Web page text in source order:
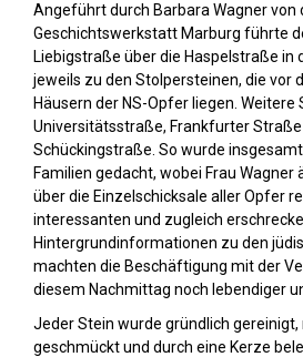
Angeführt durch Barbara Wagner von
Geschichtswerkstatt Marburg führte
Liebigstraße über die Haspelstraße in
jeweils zu den Stolpersteinen, die vor
Häusern der NS-Opfer liegen.
Universitätsstraße, Frankfurter
Schückingstraße. So wurde
Familien gedacht, wobei Frau
über die Einzelschicksale aller Opfer
interessanten und zugleich
Hintergrundinformationen zu den
machten die Beschäftigung mit der
diesem Nachmittag noch lebendiger
Jeder Stein wurde gründlich
geschmückt und durch eine Kerze